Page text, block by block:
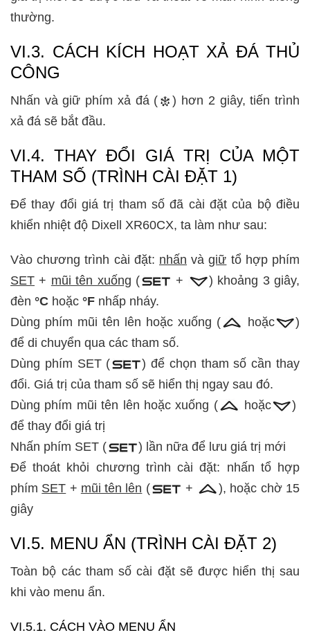
thường.
VI.3. CÁCH KÍCH HOẠT XẢ ĐÁ THỦ
CÔNG
Nhấn và giữ phím xả đá (
) hơn 2 giây, tiến trình
xả đá sẽ bắt đầu.
VI.4. THAY ĐỔI GIÁ TRỊ CỦA MỘT
THAM SỐ (TRÌNH CÀI ĐẶT 1)
Để thay đổi giá trị tham số đã cài đặt của bộ điều
khiển nhiệt độ Dixell XR60CX, ta làm như sau:
Vào chương trình cài đặt: nhấn vàgiữ tổ hợp phím
SET + mũi tên xuống ( +
) khoảng 3 giây,
đèn °C hoặc °F nhấp nháy.
Dùng phím mũi tên lên hoặc xuống (
hoặc
)
để di chuyển qua các tham số.
Dùng phím SET (
) để chọn tham số cần thay
đổi. Giá trị của tham số sẽ hiển thị ngay sau đó.
Dùng phím mũi tên lên hoặc xuống (
hoặc
)
để thay đổi giá trị
Nhấn phím SET (
) lần nữa để lưu giá trị mới
Để thoát khỏi chương trình cài đặt: nhấn tổ hợp
phím SET + mũi tên lên ( +
), hoặc chờ 15
giây
VI.5. MENU ẨN (TRÌNH CÀI ĐẶT 2)
Toàn bộ các tham số cài đặt sẽ được hiển thị sau
khi vào menu ẩn.
VI.5.1. CÁCH VÀO MENU ẨN